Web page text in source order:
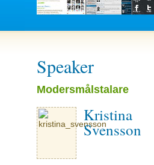
Speaker
Modersmålstalare
Kristina
Svensson